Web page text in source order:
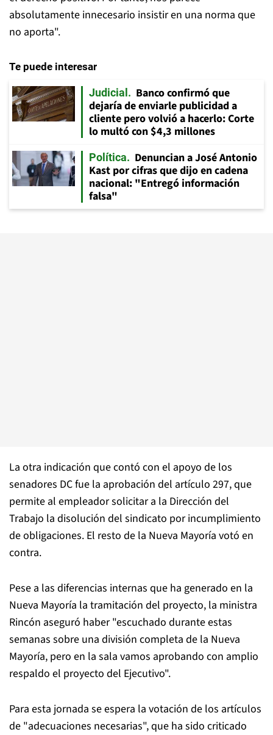
absolutamente innecesario insistir en una norma que
no aporta".
Te puede interesar
Judicial
Banco confirmó que
dejaría de enviarle publicidad a
cliente pero volvió a hacerlo: Corte
lo multó con $4,3 millones
Política
Denuncian a José Antonio
Kast por cifras que dijo en cadena
nacional: "Entregó información
falsa"
La otra indicación que contó con el apoyo de los
senadores DC fue la aprobación del artículo 297, que
permite al empleador solicitar a la Dirección del
Trabajo la disolución del sindicato por incumplimiento
de obligaciones. El resto de la Nueva Mayoría votó en
contra.
Pese a las diferencias internas que ha generado en la
Nueva Mayoría la tramitación del proyecto, la ministra
Rincón aseguró haber "escuchado durante estas
semanas sobre una división completa de la Nueva
Mayoría, pero en la sala vamos aprobando con amplio
respaldo el proyecto del Ejecutivo".
Para esta jornada se espera la votación de los artículos
de "adecuaciones necesarias", que ha sido criticado